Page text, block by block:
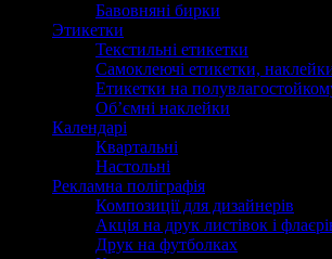
Бавовняні бирки
Этикетки
Текстильні етикетки
Самоклеючі етикетки,
Етикетки на
Об’ємні наклейки
Календарі
Квартальні
Настольні
Рекламна поліграфія
Композиції для дизайнерів
Акція на друк листівок і
Друк на футболках